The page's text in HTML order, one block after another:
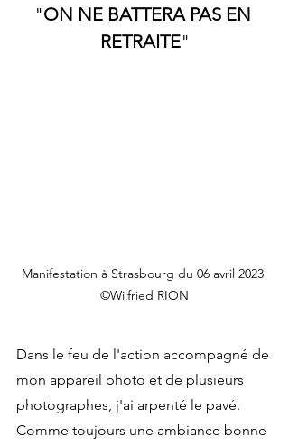
"ON NE BATTERA PAS EN
RETRAITE"
Manifestation à Strasbourg du 06 avril 2023
©Wilfried RION
Dans le feu de l'action accompagné de
mon appareil photo et de plusieurs
photographes, j'ai arpenté le pavé.
Comme toujours une ambiance bonne